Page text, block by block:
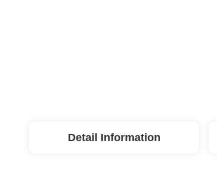
Detail Information